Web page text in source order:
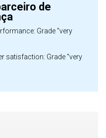
de
Grade "very
satisfaction: Grade "very